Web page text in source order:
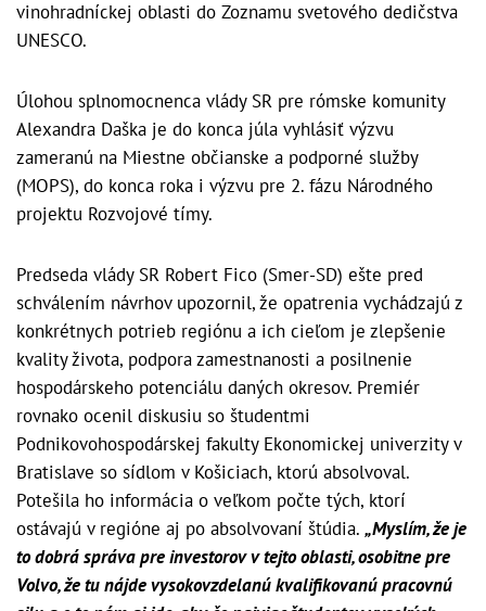
vinohradníckej oblasti do Zoznamu svetového dedičstva
UNESCO.
Úlohou splnomocnenca vlády SR pre rómske komunity
Alexandra Daška je do konca júla vyhlásiť výzvu
zameranú na Miestne občianske a podporné služby
(MOPS), do konca roka i výzvu pre 2. fázu Národného
projektu Rozvojové tímy.
Predseda vlády SR Robert Fico (Smer-SD) ešte pred
schválením návrhov upozornil, že opatrenia vychádzajú z
konkrétnych potrieb regiónu a ich cieľom je zlepšenie
kvality života, podpora zamestnanosti a posilnenie
hospodárskeho potenciálu daných okresov. Premiér
rovnako ocenil diskusiu so študentmi
Podnikovohospodárskej fakulty Ekonomickej univerzity v
Bratislave so sídlom v Košiciach, ktorú absolvoval.
Potešila ho informácia o veľkom počte tých, ktorí
ostávajú v regióne aj po absolvovaní štúdia. „Myslím, že je
to dobrá správa pre investorov v tejto oblasti, osobitne pre
Volvo, že tu nájde vysokovzdelanú kvalifikovanú pracovnú